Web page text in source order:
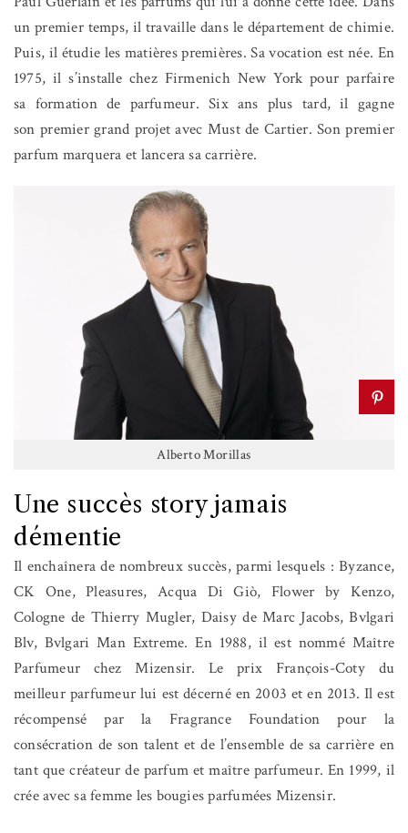
un premier temps, il travaille dans le département de chimie.
Puis, il étudie les matières premières. Sa vocation est née. En
1975, il s’installe chez Firmenich New York pour parfaire
sa formation de parfumeur. Six ans plus tard, il gagne
son premier grand projet avec Must de Cartier. Son premier
parfum marquera et lancera sa carrière.
Alberto Morillas
Une succès story jamais
démentie
Il enchaînera de nombreux succès, parmi lesquels : Byzance,
CK One, Pleasures, Acqua Di Giò, Flower by Kenzo,
Cologne de Thierry Mugler, Daisy de Marc Jacobs, Bvlgari
Blv, Bvlgari Man Extreme. En 1988, il est nommé Maître
Parfumeur chez Mizensir. Le prix François-Coty du
meilleur parfumeur lui est décerné en 2003 et en 2013. Il est
récompensé par la Fragrance Foundation pour la
consécration de son talent et de l’ensemble de sa carrière en
tant que créateur de parfum et maître parfumeur. En 1999, il
crée avec sa femme les bougies parfumées Mizensir.